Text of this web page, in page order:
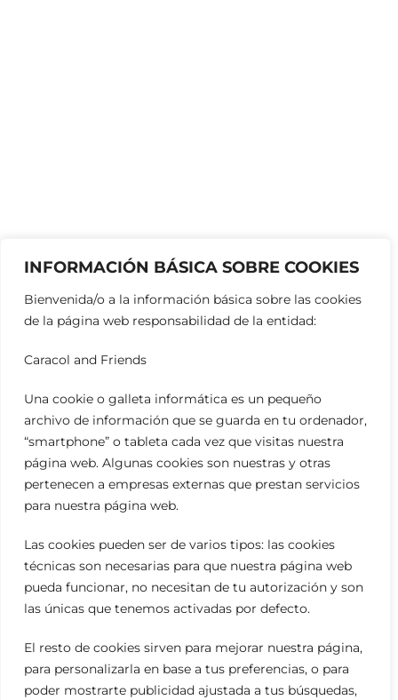
INFORMACIÓN BÁSICA SOBRE COOKIES
Bienvenida/o a la información básica sobre las cookies
de la página web responsabilidad de la entidad:
Caracol and Friends
Una cookie o galleta informática es un pequeño
archivo de información que se guarda en tu ordenador,
“smartphone” o tableta cada vez que visitas nuestra
página web. Algunas cookies son nuestras y otras
pertenecen a empresas externas que prestan servicios
para nuestra página web.
Las cookies pueden ser de varios tipos: las cookies
técnicas son necesarias para que nuestra página web
pueda funcionar, no necesitan de tu autorización y son
las únicas que tenemos activadas por defecto.
El resto de cookies sirven para mejorar nuestra página,
para personalizarla en base a tus preferencias, o para
poder mostrarte publicidad ajustada a tus búsquedas,